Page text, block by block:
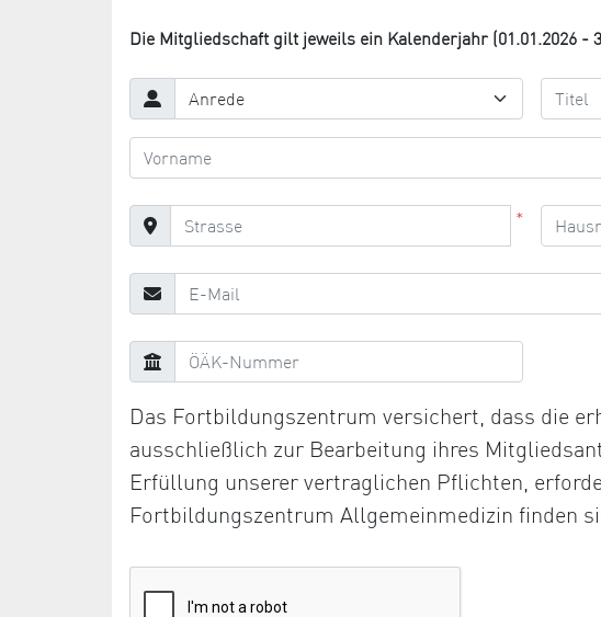
Die Mitgliedschaft gilt jeweils ein Kalenderjahr (01.01.2026 -
*
Das Fortbildungszentrum versichert, dass die
ausschließlich zur Bearbeitung ihres
Erfüllung unserer vertraglichen Pflichten,
Fortbildungszentrum Allgemeinmedizin finden